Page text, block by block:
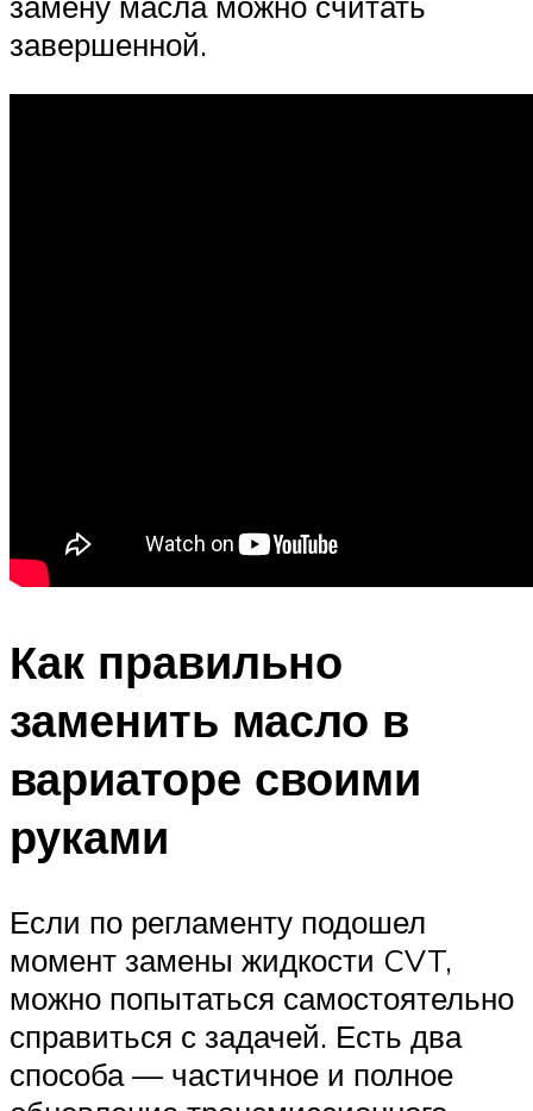
завершенной.
Как правильно
заменить масло в
вариаторе своими
руками
Если по регламенту подошел
момент замены жидкости CVT,
можно попытаться самостоятельно
справиться с задачей. Есть два
способа — частичное и полное